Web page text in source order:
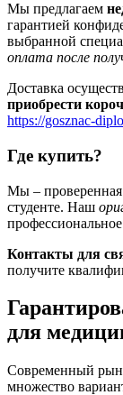
Мы предлагаем
гарантией
выбранной
оплата после
Доставка
приобрести
https://gosznac-
Где купить?
Мы – проверенная
студенте. Наш
Контакты для
получите
для
Современный
множество